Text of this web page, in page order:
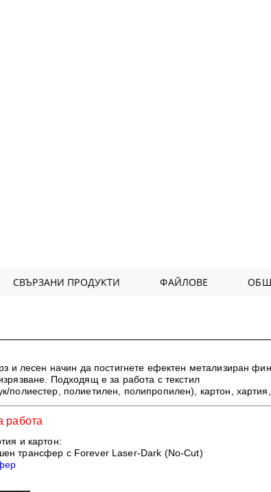
СВЪРЗАНИ ПРОДУКТИ ФАЙЛОВЕ
и лесен начин да постигнете ефектен метализиран
Подходящ е за работа с текстил
полиестер, полиетилен, полипропилен), картон,
работа
и картон:
трансфер с Forever Laser-Dark (No-Cut)